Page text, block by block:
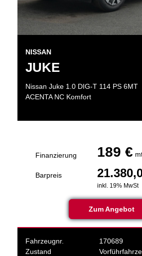
NISSAN
JUKE
Nissan Juke 1.0 DIG-T 114 PS 6MT
ACENTA NC Komfort
Finanzierung 189 €
Barpreis
inkl. 19% MwSt
Zum Angebot
Fahrzeugnr.
170689
Zustand